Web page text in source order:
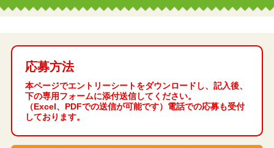
応募方法
本ページでエントリーシートをダウンロードし、記入後、
下の専用フォームに添付送信してください。
（Excel、PDFでの送信が可能です）電話での応募も受付
しております。